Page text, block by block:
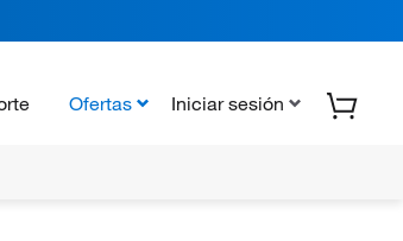
Ofertas Iniciar sesión